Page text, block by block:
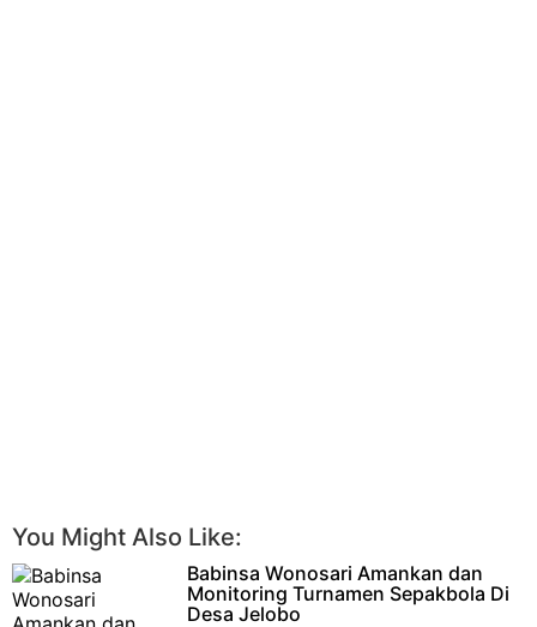
You Might Also Like:
Babinsa Wonosari Amankan dan
Monitoring Turnamen Sepakbola Di
Desa Jelobo